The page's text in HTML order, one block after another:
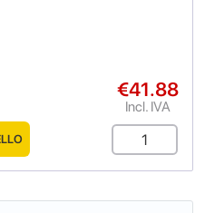
€41.88
Incl. IVA